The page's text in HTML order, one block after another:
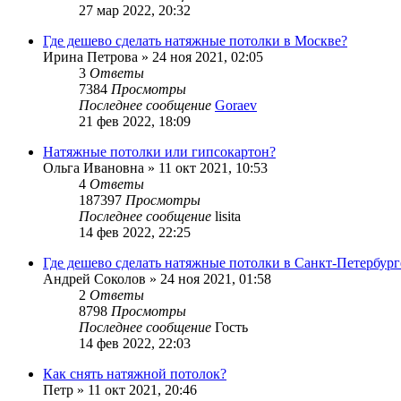
27 мар 2022, 20:32
Где дешево сделать натяжные потолки в Москве?
Ирина Петрова » 24 ноя 2021, 02:05
3 Ответы
7384 Просмотры
Последнее сообщение Goraev
21 фев 2022, 18:09
Натяжные потолки или гипсокартон?
Ольга Ивановна » 11 окт 2021, 10:53
4 Ответы
187397 Просмотры
Последнее сообщение lisita
14 фев 2022, 22:25
Где дешево сделать натяжные потолки в Санкт-
Андрей Соколов » 24 ноя 2021, 01:58
2 Ответы
8798 Просмотры
Последнее сообщение Гость
14 фев 2022, 22:03
Как снять натяжной потолок?
Петр » 11 окт 2021, 20:46